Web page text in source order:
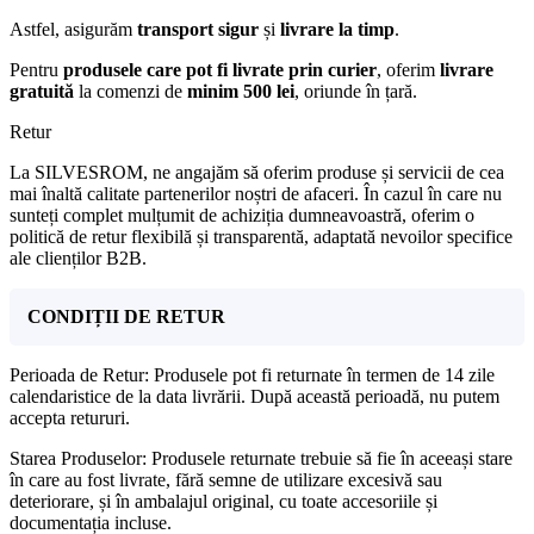
Astfel, asigurăm transport sigur și livrare la timp.
Pentru produsele care pot fi livrate prin curier, oferim livrare
gratuită la comenzi de minim 500 lei, oriunde în țară.
Retur
La SILVESROM, ne angajăm să oferim produse și servicii de cea
mai înaltă calitate partenerilor noștri de afaceri. În cazul în care nu
sunteți complet mulțumit de achiziția dumneavoastră, oferim o
politică de retur flexibilă și transparentă, adaptată nevoilor specifice
ale clienților B2B.
CONDIȚII DE RETUR
Perioada de Retur: Produsele pot fi returnate în termen de 14 zile
calendaristice de la data livrării. După această perioadă, nu putem
accepta retururi.
Starea Produselor: Produsele returnate trebuie să fie în aceeași stare
în care au fost livrate, fără semne de utilizare excesivă sau
deteriorare, și în ambalajul original, cu toate accesoriile și
documentația incluse.